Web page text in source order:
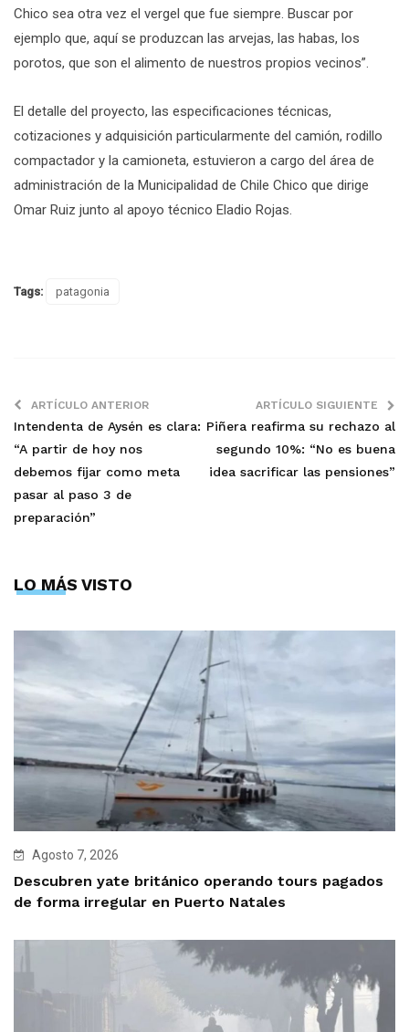
Chico sea otra vez el vergel que fue siempre. Buscar por
ejemplo que, aquí se produzcan las arvejas, las habas, los
porotos, que son el alimento de nuestros propios vecinos”.
El detalle del proyecto, las especificaciones técnicas,
cotizaciones y adquisición particularmente del camión, rodillo
compactador y la camioneta, estuvieron a cargo del área de
administración de la Municipalidad de Chile Chico que dirige
Omar Ruiz junto al apoyo técnico Eladio Rojas.
Tags: patagonia
ARTÍCULO ANTERIOR
Intendenta de Aysén es clara:
“A partir de hoy nos
debemos fijar como meta
pasar al paso 3 de
preparación”
ARTÍCULO SIGUIENTE
Piñera reafirma su rechazo al
segundo 10%: “No es buena
idea sacrificar las pensiones”
LO MÁS VISTO
Agosto 7, 2026
Descubren yate británico operando tours pagados
de forma irregular en Puerto Natales